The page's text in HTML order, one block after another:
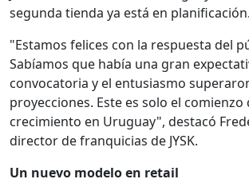
segunda tienda ya está en planificación.
"Estamos felices con la respuesta del
Sabíamos que había una gran
convocatoria y el entusiasmo
proyecciones. Este es solo el
crecimiento en Uruguay", destacó
director de franquicias de JYSK.
Un nuevo modelo en retail